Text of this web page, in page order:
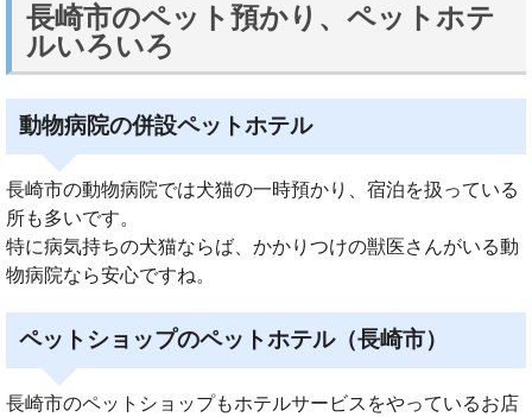
長崎市のペット預かり、ペットホテ
ルいろいろ
動物病院の併設ペットホテル
長崎市の動物病院では犬猫の一時預かり、宿泊を扱っている
所も多いです。
特に病気持ちの犬猫ならば、かかりつけの獣医さんがいる動
物病院なら安心ですね。
ペットショップのペットホテル（長崎市）
長崎市のペットショップもホテルサービスをやっているお店